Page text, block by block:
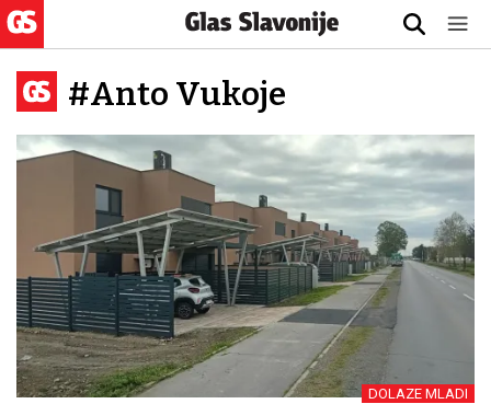
#Anto Vukoje
DOLAZE MLADI